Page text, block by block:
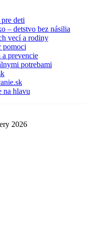
deti
– detstvo bez násilia
vecí a rodiny
pomoci
a prevencie
potrebami
na hlavu
2026